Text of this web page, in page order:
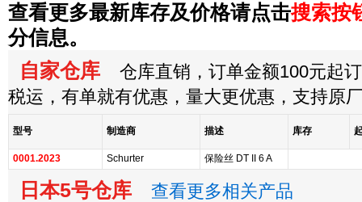
查看更多最新库存及价格请点击搜索按
分信息。
自家仓库 仓库直销，订单金额100元起
税运，有单就有优惠，量大更优惠，支持原
型号 制造商 描述 库存
0001.2023 Schurter 保险丝 DT II 6 A
日本5号仓库 查看更多相关产品